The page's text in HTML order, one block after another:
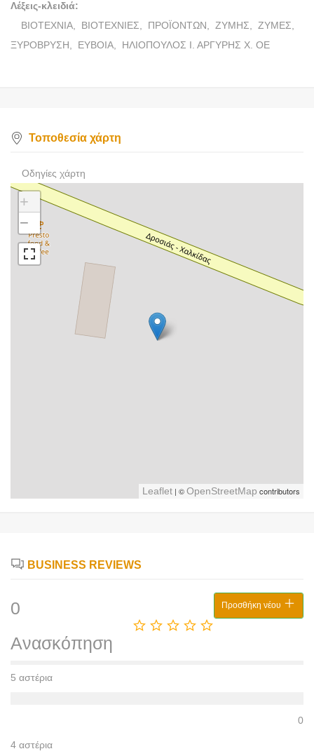
Λέξεις-κλειδιά:
ΒΙΟΤΕΧΝΙΑ,
ΒΙΟΤΕΧΝΙΕΣ, ΠΡΟΪΟΝΤΩΝ, ΖΥΜΗΣ, ΖΥΜΕΣ,
ΞΥΡΟΒΡΥΣΗ,
ΕΥΒΟΙΑ, ΗΛΙΟΠΟΥΛΟΣ Ι. ΑΡΓΥΡΗΣ Χ. ΟΕ
Τοποθεσία χάρτη
Οδηγίες χάρτη
+
−
Leaflet | ©OpenStreetMap contributors
BUSINESS REVIEWS
0
Ανασκόπηση
Προσθήκη νέου
5 αστέρια
0
4 αστέρια